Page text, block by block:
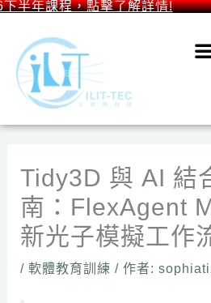
年課程，點擊了解詳情!
跳
容
Tidy3D 與 AI 結
南：FlexAgent
新光子模擬工作
/ 軟體教育訓練 / 作者: